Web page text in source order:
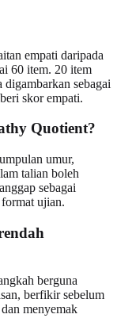
empati daripada
60 item. 20 item
sebagai
skor empati.
Quotient?
umur,
talian boleh
sebagai
format ujian.
berguna
berfikir sebelum
menyemak